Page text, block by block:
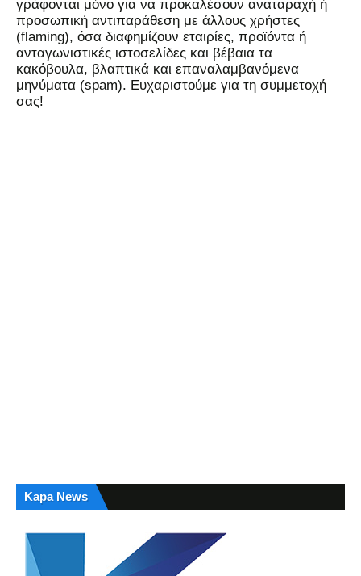
γράφονται μόνο για να προκαλέσουν αναταραχή ή
προσωπική αντιπαράθεση με άλλους χρήστες
(flaming), όσα διαφημίζουν εταιρίες, προϊόντα ή
ανταγωνιστικές ιστοσελίδες και βέβαια τα
κακόβουλα, βλαπτικά και επαναλαμβανόμενα
μηνύματα (spam). Ευχαριστούμε για τη συμμετοχή
σας!
Kapa News